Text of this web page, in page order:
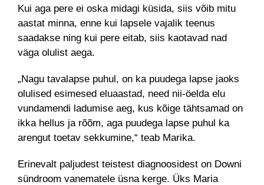
Kui aga pere ei oska midagi küsida, siis võib mitu
aastat minna, enne kui lapsele vajalik teenus
saadakse ning kui pere eitab, siis kaotavad nad
väga olulist aega.
„Nagu tavalapse puhul, on ka puudega lapse jaoks
olulised esimesed eluaastad, need nii-öelda elu
vundamendi ladumise aeg, kus kõige tähtsamad on
ikka hellus ja rõõm, aga puudega lapse puhul ka
arengut toetav sekkumine,“ teab Marika.
Erinevalt paljudest teistest diagnoosidest on Downi
sündroom vanematele üsna kerge. Üks Maria